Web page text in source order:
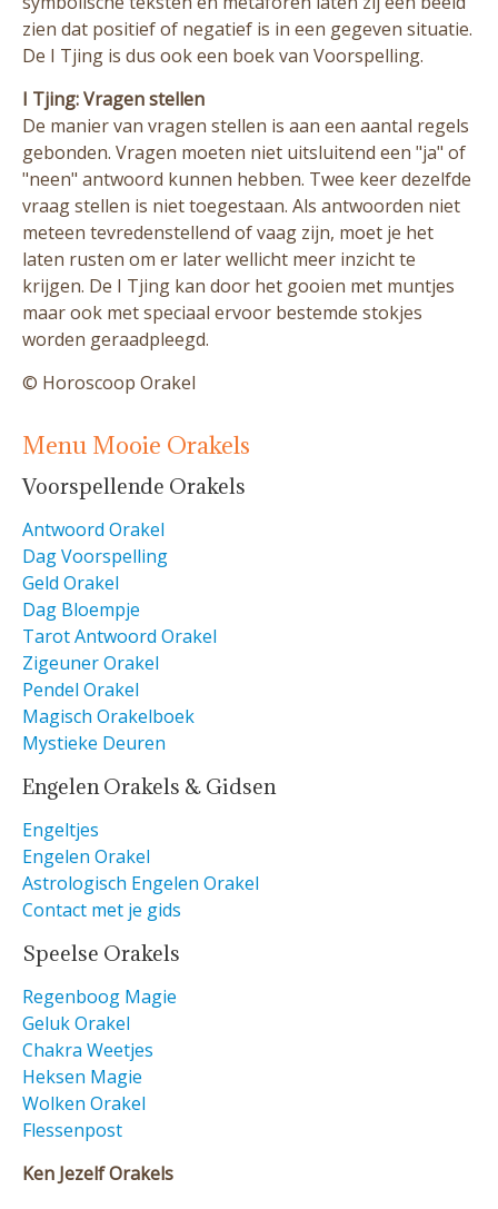
zien dat positief of negatief is in een gegeven situatie.
De I Tjing is dus ook een boek van Voorspelling.
I Tjing: Vragen stellen
De manier van vragen stellen is aan een aantal regels
gebonden. Vragen moeten niet uitsluitend een "ja" of
"neen" antwoord kunnen hebben. Twee keer dezelfde
vraag stellen is niet toegestaan. Als antwoorden niet
meteen tevredenstellend of vaag zijn, moet je het
laten rusten om er later wellicht meer inzicht te
krijgen. De I Tjing kan door het gooien met muntjes
maar ook met speciaal ervoor bestemde stokjes
worden geraadpleegd.
© Horoscoop Orakel
Menu Mooie Orakels
Voorspellende Orakels
Antwoord Orakel
Dag Voorspelling
Geld Orakel
Dag Bloempje
Tarot Antwoord Orakel
Zigeuner Orakel
Pendel Orakel
Magisch Orakelboek
Mystieke Deuren
Engelen Orakels & Gidsen
Engeltjes
Engelen Orakel
Astrologisch Engelen Orakel
Contact met je gids
Speelse Orakels
Regenboog Magie
Geluk Orakel
Chakra Weetjes
Heksen Magie
Wolken Orakel
Flessenpost
Ken Jezelf Orakels